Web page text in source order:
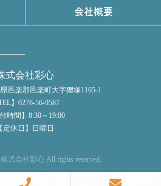
会社概要
式会社彩心
邑楽郡邑楽町大字狸塚1165-1
】0276-56-9587
付時間】8:30～19:00
【定休日】日曜日
式会社彩心 All rights reserved.